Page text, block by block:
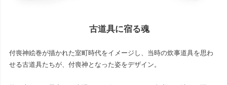
古道具に宿る魂
付喪神絵巻が描かれた室町時代をイメージし、当時の炊事道具を思わ
せる古道具たちが、付喪神となった姿をデザイン。